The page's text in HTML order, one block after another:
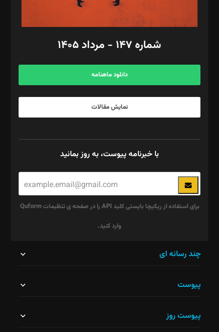
مد‌یر توسعه تجاری: کامبیز برید‌
امور مالی: شاپور رهبری، محمد‌ کاظمی‌نیا
آگهی و مشترکین: ۰۹۱۹۹۹۹۰۴۵۴
شماره ۱۴۷ - مرداد ۱۴۰۵
دانلود ماهنامه
نمایش مقالات
با خبرنامه پیوست، به روز بمانید
برای استفاده از ریکپچا بایستی کلید API را در صفحه ی تنظیمات Quform
وارد کنید.
نباید
چند رسانه ای
پیوست
پیوست روز